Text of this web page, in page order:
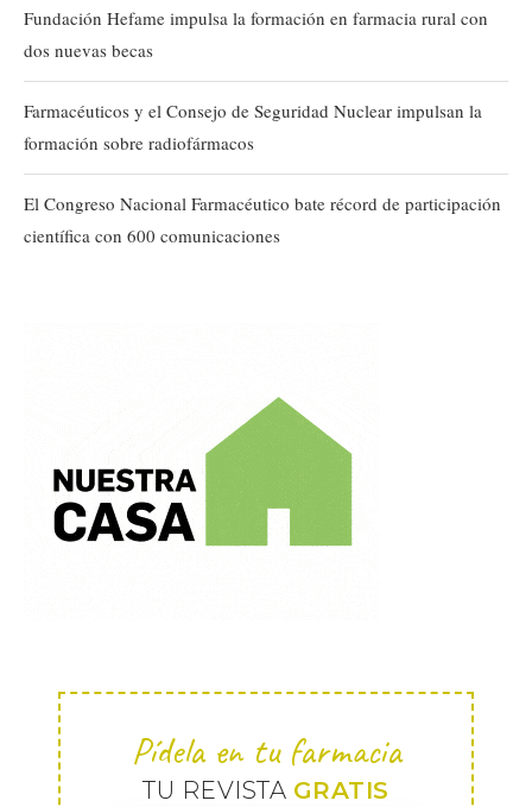
Fundación Hefame impulsa la formación en farmacia rural con
dos nuevas becas
Farmacéuticos y el Consejo de Seguridad Nuclear impulsan la
formación sobre radiofármacos
El Congreso Nacional Farmacéutico bate récord de participación
científica con 600 comunicaciones
Pídela en tu farmacia
TU REVISTA GRATIS